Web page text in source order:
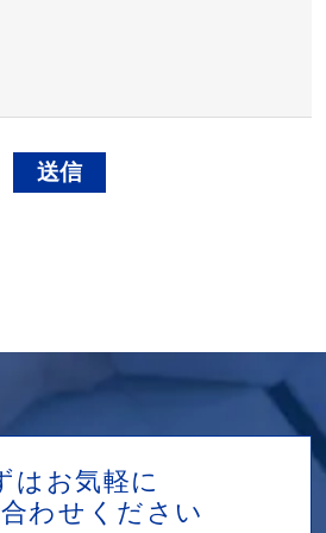
員は個人情報保護方針をよく理
れた個人情報に関するお問合せ
町34番地 日交ビル9Ｆ
はお気軽に
わせください